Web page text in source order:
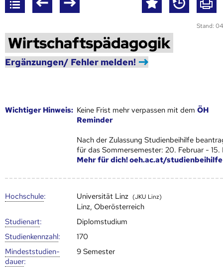
Stand:
Wirtschaftspädagogik
Ergänzungen/ Fehler melden!
Wich­ti­ger Hin­weis: Keine Frist mehr verpassen mit demÖH
Reminder
Nach der Zulassung Studienbeihilfe
für das Sommersemester: 20. Februar - 15.
Mehr für dich! oeh.ac.at/studienbeihilfe
Hoch­schule: Universität Linz (JKU Linz)
Linz, Oberösterreich
Studienart:
Diplomstudium
Studien­kenn­zahl:
170
Mindest­studien­
dauer:
9 Semester